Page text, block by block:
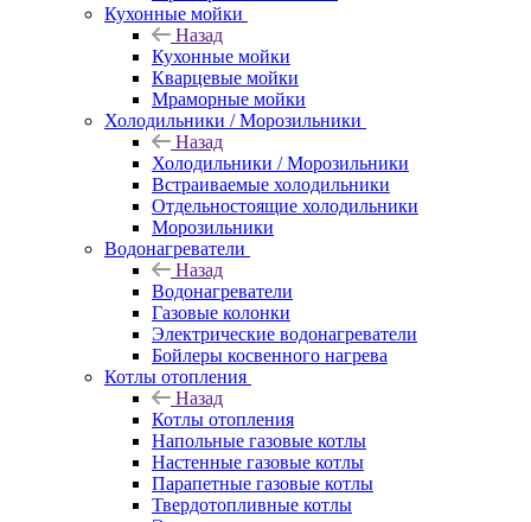
Кухонные мойки
Назад
Кухонные мойки
Кварцевые мойки
Мраморные мойки
Холодильники / Морозильники
Назад
Холодильники / Морозильники
Встраиваемые холодильники
Отдельностоящие холодильники
Морозильники
Водонагреватели
Назад
Водонагреватели
Газовые колонки
Электрические водонагреватели
Бойлеры косвенного нагрева
Котлы отопления
Назад
Котлы отопления
Напольные газовые котлы
Настенные газовые котлы
Парапетные газовые котлы
Твердотопливные котлы